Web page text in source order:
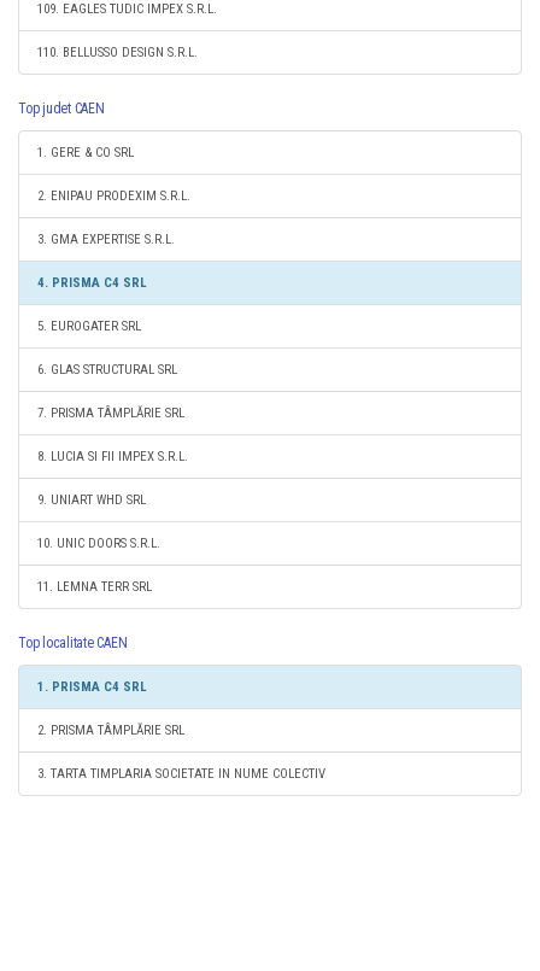
109. EAGLES TUDIC IMPEX S.R.L.
110. BELLUSSO DESIGN S.R.L.
Top judet CAEN
1. GERE & CO SRL
2. ENIPAU PRODEXIM S.R.L.
3. GMA EXPERTISE S.R.L.
4. PRISMA C4 SRL
5. EUROGATER SRL
6. GLAS STRUCTURAL SRL
7. PRISMA TÂMPLĂRIE SRL
8. LUCIA SI FII IMPEX S.R.L.
9. UNIART WHD SRL
10. UNIC DOORS S.R.L.
11. LEMNA TERR SRL
Top localitate CAEN
1. PRISMA C4 SRL
2. PRISMA TÂMPLĂRIE SRL
3. TARTA TIMPLARIA SOCIETATE IN NUME COLECTIV